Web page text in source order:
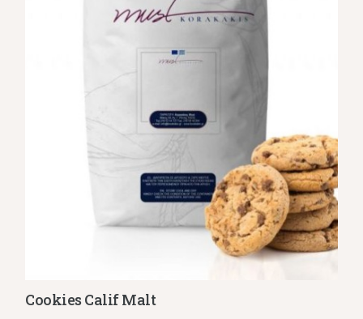
Λεπτομέρειες
Cookies Calif Malt